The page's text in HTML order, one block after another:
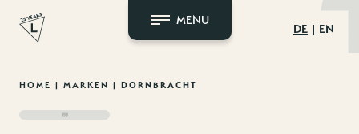
Zum
springen
MENU
DE EN
HOME | MARKEN | DORNBRACHT